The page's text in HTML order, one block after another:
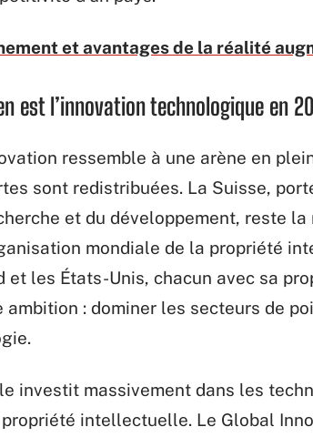
et avantages de la réalité
est l’innovation technologique en
ressemble à une arène en
sont redistribuées. La Suisse,
et du développement, reste la
mondiale de la propriété
et les États-Unis, chacun avec sa
ambition : dominer les secteurs de
investit massivement dans les
intellectuelle. Le Global